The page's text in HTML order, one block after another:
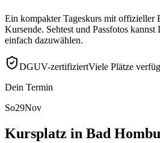
Ein kompakter Tageskurs mit offizieller
Kursende. Sehtest und Passfotos
einfach dazuwählen.
DGUV-zertifiziertViele Plätze
Dein Termin
So29Nov
Kursplatz in Bad